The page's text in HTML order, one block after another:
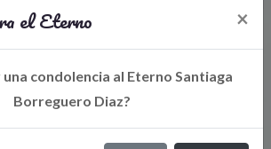
el Eterno ×
condolencia al Eterno Santiaga
Borreguero Diaz?